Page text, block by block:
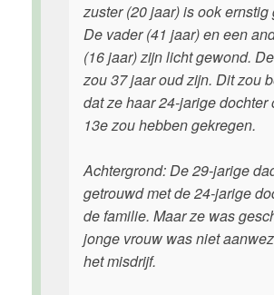
zuster (20 jaar) is ook ernstig
De vader (41 jaar) en een
(16 jaar) zijn licht gewond.
zou 37 jaar oud zijn. Dit zou
dat ze haar 24-jarige dochter
13e zou hebben gekregen.
Achtergrond: De 29-jarige
getrouwd met de 24-jarige
de familie. Maar ze was
jonge vrouw was niet
het misdrijf.